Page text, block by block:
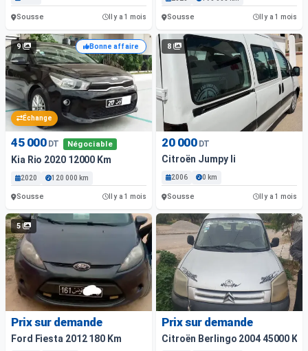
Sousse Il y a 1 mois Sousse Il y a 1 mois
9
Échange
Bonne affaire
45 000 DT Négociable
Kia Rio 2020 12000 Km
2020 120 000 km
Sousse Il y a 1 mois
8
20 000 DT
Citroën Jumpy Ii
2006 0 km
Sousse Il y a 1 mois
5
Prix sur demande
Ford Fiesta 2012 180 Km
Prix sur demande
Citroën Berlingo 2004 45000 Km